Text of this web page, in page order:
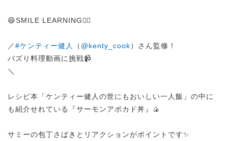
😄SMILE LEARNING✍🏻
／#ケンティー健人 （ @kenty_cook）さん監修！
バズり料理動画に挑戦📹
＼
レシピ本「ケンティー健人の世にもおいしい一人飯」の中に
も紹介せれている『サーモンアボカド丼』🍙
サミーの包丁さばきとリアクションがポイントです✨